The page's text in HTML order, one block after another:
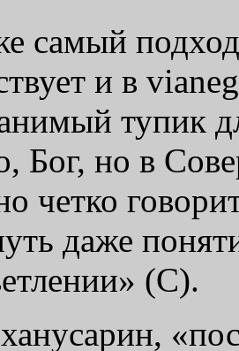
самый
и в via
тупик
Бог, но в
четко
даже
(С).